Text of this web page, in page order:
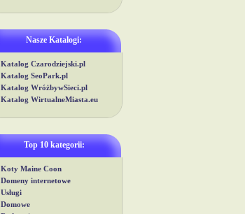
Nasze Katalogi:
Katalog Czarodziejski.pl
Katalog SeoPark.pl
Katalog WróżbywSieci.pl
Katalog WirtualneMiasta.eu
Top 10 kategorii:
Koty Maine Coon
Domeny internetowe
Usługi
Domowe